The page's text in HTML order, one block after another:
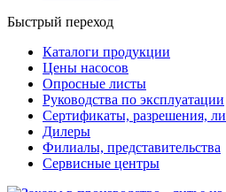
Быстрый переход
Каталоги продукции
Цены насосов
Опросные листы
Руководства по эксплуатации
Сертификаты, разрешения,
Дилеры
Филиалы, представительства
Сервисные центры